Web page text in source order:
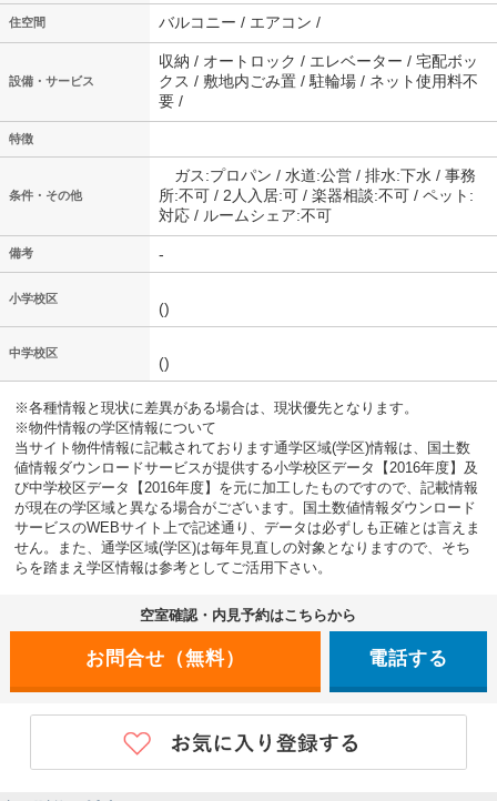
住空間 バルコニー / エアコン /
設備・サービス
収納 / オートロック / エレベーター / 宅配ボッ
クス / 敷地内ごみ置 / 駐輪場 / ネット使用料不
要 /
特徴
条件・その他
ガス:プロパン / 水道:公営 / 排水:下水 / 事務
所:不可 / 2人入居:可 / 楽器相談:不可 / ペット:
対応 / ルームシェア:不可
備考 -
小学校区
()
中学校区
()
※各種情報と現状に差異がある場合は、現状優先となります。
※物件情報の学区情報について
当サイト物件情報に記載されております通学区域(学区)情報は、国土数
値情報ダウンロードサービスが提供する小学校区データ【2016年度】及
び中学校区データ【2016年度】を元に加工したものですので、記載情報
が現在の学区域と異なる場合がございます。国土数値情報ダウンロード
サービスのWEBサイト上で記述通り、データは必ずしも正確とは言えま
せん。また、通学区域(学区)は毎年見直しの対象となりますので、そち
らを踏まえ学区情報は参考としてご活用下さい。
空室確認・内見予約はこちらから
電話する